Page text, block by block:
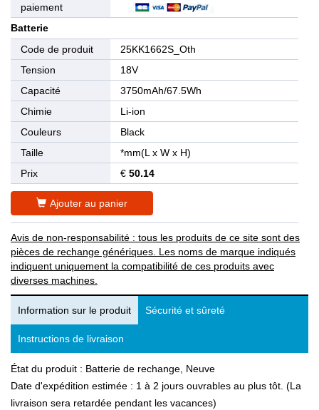
paiement
Batterie
Code de produit
25KK1662S_Oth
Tension
18V
Capacité
3750mAh/67.5Wh
Chimie
Li-ion
Couleurs
Black
Taille
*mm(L x W x H)
Prix
€ 50.14
Ajouter au panier
Avis de non-responsabilité : tous les produits de ce site sont des
pièces de rechange génériques. Les noms de marque indiqués
indiquent uniquement la compatibilité de ces produits avec
diverses machines.
Information sur le produit Sécurité et sûreté
Instructions de livraison
État du produit : Batterie de rechange, Neuve
Date d'expédition estimée : 1 à 2 jours ouvrables au plus tôt. (La
livraison sera retardée pendant les vacances)